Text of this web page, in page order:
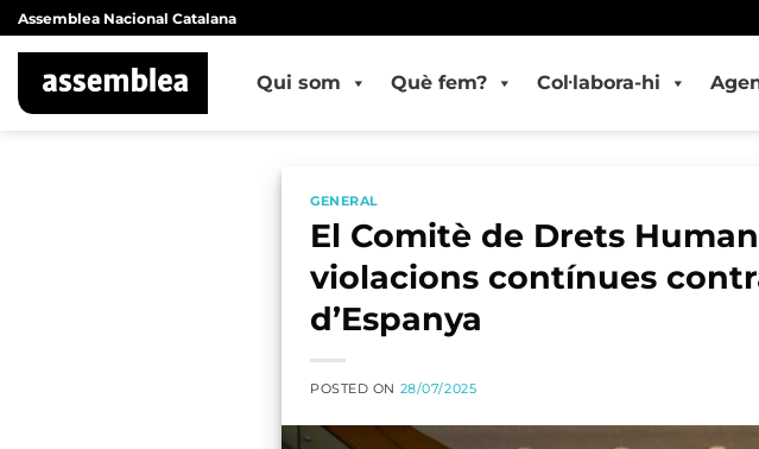
Skip
to
content
Assemblea Nacional Catalana
Qui som Què fem? Col·labora-hi
GENERAL
El Comitè de Drets
violacions contínues
d’Espanya
POSTED ON 28/07/2025